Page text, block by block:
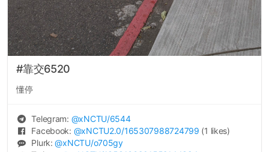
#靠交6520
懂停
Telegram: @xNCTU/6544
Facebook: @xNCTU2.0/165307988724799 (1 likes)
Plurk:@xNCTU/o705gy